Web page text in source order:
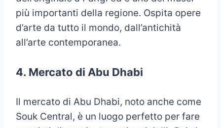
più importanti della regione. Ospita opere
d’arte da tutto il mondo, dall’antichità
all’arte contemporanea.
4. Mercato di Abu Dhabi
Il mercato di Abu Dhabi, noto anche come
Souk Central, è un luogo perfetto per fare